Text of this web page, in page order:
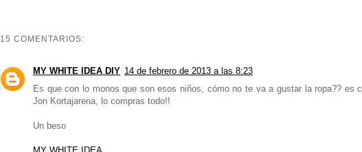
15 COMENTARIOS:
MY WHITE IDEA DIY 14 de febrero de 2013 a las 8:23
Es que con lo monos que son esos niños, cómo no te va a gustar la ropa?? es
Jon Kortajarena, lo compras todo!!
Un beso